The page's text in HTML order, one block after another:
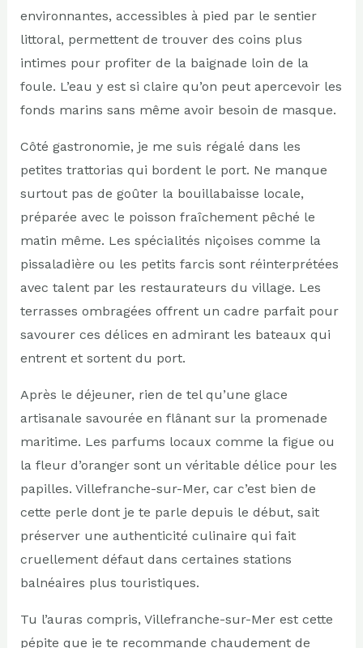
environnantes, accessibles à pied par le sentier
littoral, permettent de trouver des coins plus
intimes pour profiter de la baignade loin de la
foule. L’eau y est si claire qu’on peut apercevoir les
fonds marins sans même avoir besoin de masque.
Côté gastronomie, je me suis régalé dans les
petites trattorias qui bordent le port. Ne manque
surtout pas de goûter la bouillabaisse locale,
préparée avec le poisson fraîchement pêché le
matin même. Les spécialités niçoises comme la
pissaladière ou les petits farcis sont réinterprétées
avec talent par les restaurateurs du village. Les
terrasses ombragées offrent un cadre parfait pour
savourer ces délices en admirant les bateaux qui
entrent et sortent du port.
Après le déjeuner, rien de tel qu’une glace
artisanale savourée en flânant sur la promenade
maritime. Les parfums locaux comme la figue ou
la fleur d’oranger sont un véritable délice pour les
papilles. Villefranche-sur-Mer, car c’est bien de
cette perle dont je te parle depuis le début, sait
préserver une authenticité culinaire qui fait
cruellement défaut dans certaines stations
balnéaires plus touristiques.
Tu l’auras compris, Villefranche-sur-Mer est cette
pépite que je te recommande chaudement de